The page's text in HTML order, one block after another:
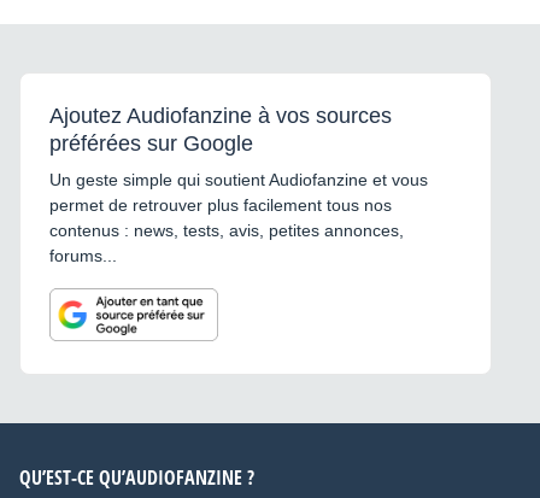
Ajoutez Audiofanzine à vos sources
préférées sur Google
Un geste simple qui soutient Audiofanzine et vous
permet de retrouver plus facilement tous nos
contenus : news, tests, avis, petites annonces,
forums...
QU’EST-CE QU’AUDIOFANZINE ?